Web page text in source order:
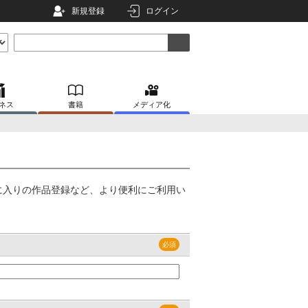
新規登録 ログイン
ス 書籍 メディア化
りの作品登録など、より便利にご利用い